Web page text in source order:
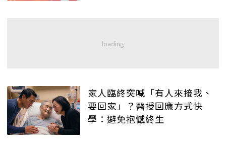
家人臨終突喊「有人來接我、
要回家」？醫授回應方式快
學：避免抱憾終生